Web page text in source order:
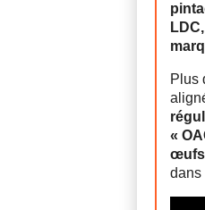
Plus
«
œufs
dans